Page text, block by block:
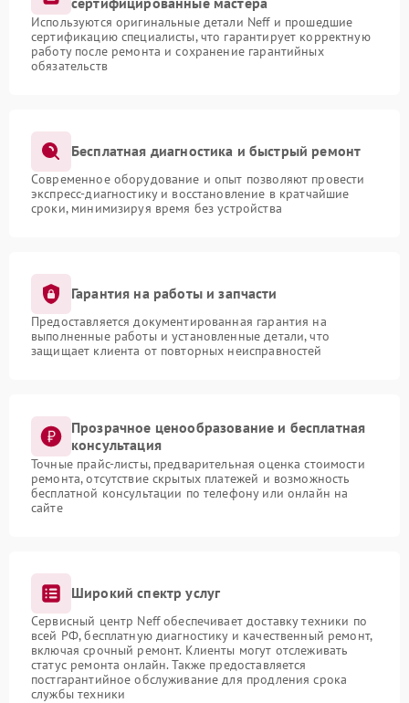
Используются оригинальные детали Neff и прошедшие
сертификацию специалисты, что гарантирует корректную
работу после ремонта и сохранение гарантийных
обязательств
Бесплатная диагностика и быстрый ремонт
Современное оборудование и опыт позволяют провести
экспресс-диагностику и восстановление в кратчайшие
сроки, минимизируя время без устройства
Гарантия на работы и запчасти
Предоставляется документированная гарантия на
выполненные работы и установленные детали, что
защищает клиента от повторных неисправностей
Прозрачное ценообразование и бесплатная
консультация
Точные прайс-листы, предварительная оценка стоимости
ремонта, отсутствие скрытых платежей и возможность
бесплатной консультации по телефону или онлайн на
сайте
Широкий спектр услуг
Сервисный центр Neff обеспечивает доставку техники по
всей РФ, бесплатную диагностику и качественный ремонт,
включая срочный ремонт. Клиенты могут отслеживать
статус ремонта онлайн. Также предоставляется
постгарантийное обслуживание для продления срока
службы техники